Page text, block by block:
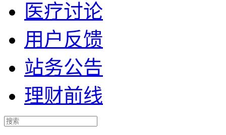
医疗讨论
用户反馈
站务公告
理财前线